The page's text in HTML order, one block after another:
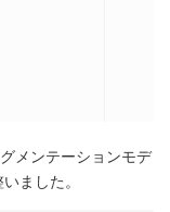
メンテーションモデ
ました。